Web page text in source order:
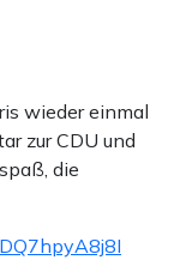
wieder einmal
zur CDU und
die